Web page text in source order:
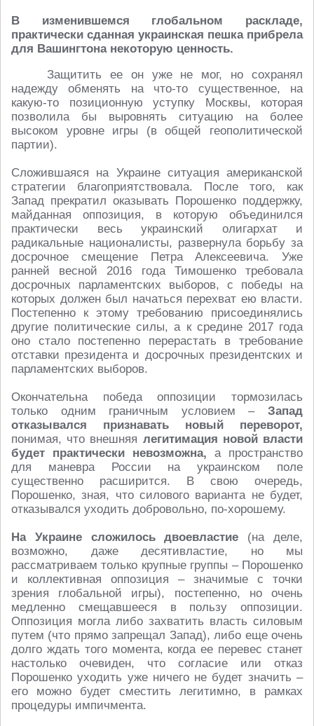
В изменившемся глобальном раскладе,
практически сданная украинская пешка прибрела
для Вашингтона некоторую ценность.
Защитить ее он уже не мог, но сохранял
надежду обменять на что-то существенное, на
какую-то позиционную уступку Москвы, которая
позволила бы выровнять ситуацию на более
высоком уровне игры (в общей геополитической
партии).
Сложившаяся на Украине ситуация американской
стратегии благоприятствовала. После того, как
Запад прекратил оказывать Порошенко поддержку,
майданная оппозиция, в которую объединился
практически весь украинский олигархат и
радикальные националисты, развернула борьбу за
досрочное смещение Петра Алексеевича. Уже
ранней весной 2016 года Тимошенко требовала
досрочных парламентских выборов, с победы на
которых должен был начаться перехват ею власти.
Постепенно к этому требованию присоединялись
другие политические силы, а к средине 2017 года
оно стало постепенно перерастать в требование
отставки президента и досрочных президентских и
парламентских выборов.
Окончательна победа оппозиции тормозилась
только одним граничным условием – Запад
отказывался признавать новый переворот,
понимая, что внешняя легитимация новой власти
будет практически невозможна, а пространство
для маневра России на украинском поле
существенно расширится. В свою очередь,
Порошенко, зная, что силового варианта не будет,
отказывался уходить добровольно, по-хорошему.
На Украине сложилось двоевластие (на деле,
возможно, даже десятивластие, но мы
рассматриваем только крупные группы – Порошенко
и коллективная оппозиция – значимые с точки
зрения глобальной игры), постепенно, но очень
медленно смещавшееся в пользу оппозиции.
Оппозиция могла либо захватить власть силовым
путем (что прямо запрещал Запад), либо еще очень
долго ждать того момента, когда ее перевес станет
настолько очевиден, что согласие или отказ
Порошенко уходить уже ничего не будет значить –
его можно будет сместить легитимно, в рамках
процедуры импичмента.